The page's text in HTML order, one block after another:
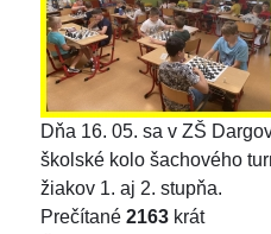
Dňa 16. 05. sa v ZŠ
školské kolo šachového
žiakov 1. aj 2. stupňa.
Prečítané 2163 krát